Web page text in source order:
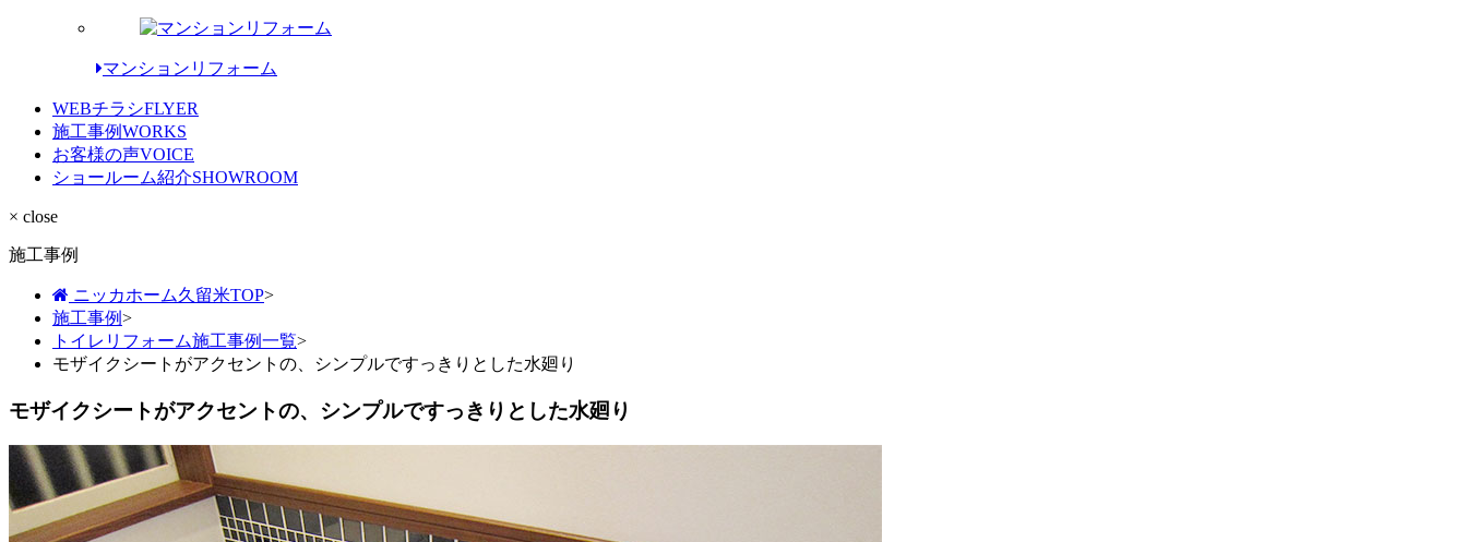
マンションリフォーム
WEBチラシFLYER
施工事例WORKS
お客様の声VOICE
ショールーム紹介SHOWROOM
× close
施工事例
ニッカホーム久留米TOP>
施工事例>
トイレリフォーム施工事例一覧>
モザイクシートがアクセントの、シンプルですっきりとした水廻り
モザイクシートがアクセントの、シンプルですっきりとした水廻り